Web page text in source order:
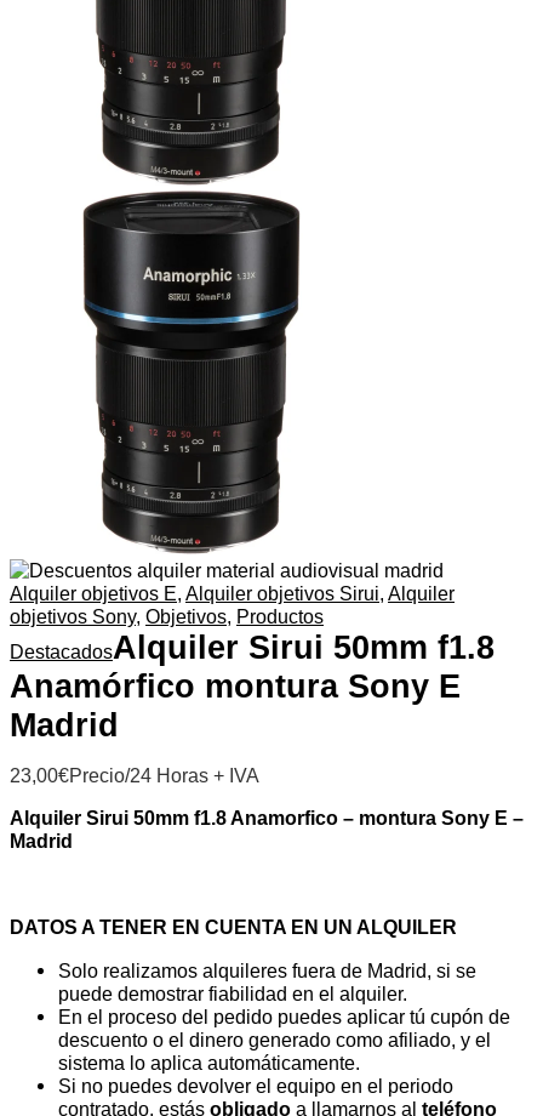
Alquiler objetivos E Alquiler objetivos Sirui Alquiler
objetivos Sony, Objetivos Productos
DestacadosAlquiler Sirui 50mm f1.8
Anamórfico montura Sony E
Madrid
23,00€Precio/24 Horas + IVA
Alquiler Sirui 50mm f1.8 Anamorfico – montura Sony E –
Madrid
DATOS A TENER EN CUENTA EN UN ALQUILER
Solo realizamos alquileres fuera de Madrid, si se
puede demostrar fiabilidad en el alquiler.
En el proceso del pedido puedes aplicar tú cupón de
descuento o el dinero generado como afiliado, y el
sistema lo aplica automáticamente.
Si no puedes devolver el equipo en el periodo
contratado, estás obligado a llamarnos al teléfono